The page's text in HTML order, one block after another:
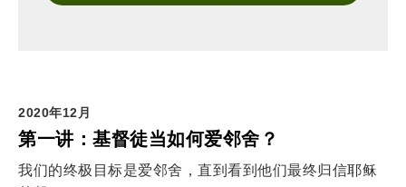
2020年12月
第一讲：基督徒当如何爱邻舍？
我们的终极目标是爱邻舍，直到看到他们最终归信耶稣